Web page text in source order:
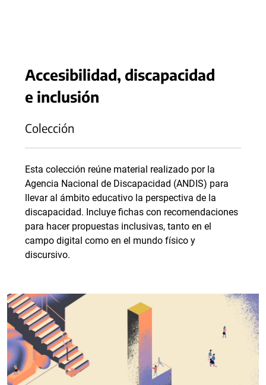
Accesibilidad, discapacidad
e inclusión
Colección
Esta colección reúne material realizado por la
Agencia Nacional de Discapacidad (ANDIS) para
llevar al ámbito educativo la perspectiva de la
discapacidad. Incluye fichas con recomendaciones
para hacer propuestas inclusivas, tanto en el
campo digital como en el mundo físico y
discursivo.